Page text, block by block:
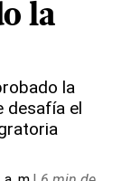
la
la
desafía el